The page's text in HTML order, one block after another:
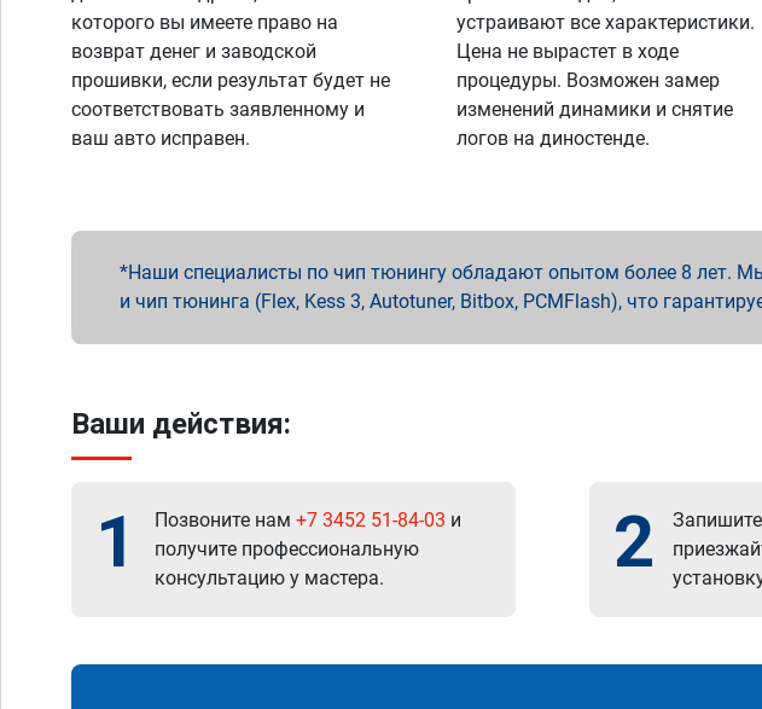
которого вы имеете право на
возврат денег и заводской
прошивки, если результат будет не
соответствовать заявленному и
ваш авто исправен.
устраивают все характеристики.
Цена не вырастет в ходе
процедуры. Возможен замер
изменений динамики и снятие
логов на диностенде.
Наши специалисты по чип тюнингу обладают опытом более 8 лет.
и чип тюнинга (Flex, Kess 3, Autotuner, Bitbox, PCMFlash), что
Ваши действия:
1 Позвоните нам +7 3452 51-84-03 и
получите профессиональную
консультацию у мастера.
2